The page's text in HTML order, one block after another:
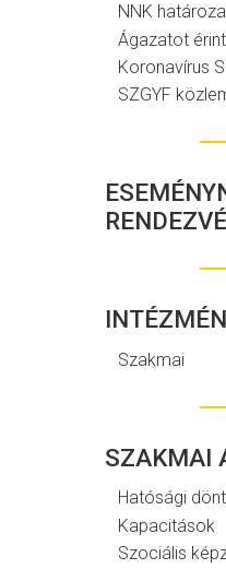
NNK
Ágazatot
Koronavírus
SZGYF
Szakmai
SZAKMAI
Hatósági
Kapacitások
Szociális